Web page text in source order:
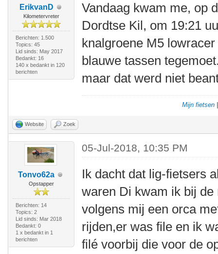
ErikvanD
Kilometervreter
Berichten: 1.500
Topics: 45
Lid sinds: May 2017
Bedankt: 16
140 x bedankt in 120
berichten
Vandaag kwam me, op
Dordtse Kil, om 19:21
knalgroene M5
blauwe tassen
maar dat werd niet
Mijn fietsen
Website Zoek
Tonvo62a
Opstapper
Berichten: 14
Topics: 2
Lid sinds: Mar 2018
Bedankt: 0
1 x bedankt in 1
berichten
05-Jul-2018, 10:35 PM
Ik dacht dat lig-fietsers
waren Di kwam ik bij
volgens mij een orca
rijden,er was file en ik
filé voorbij die voor de